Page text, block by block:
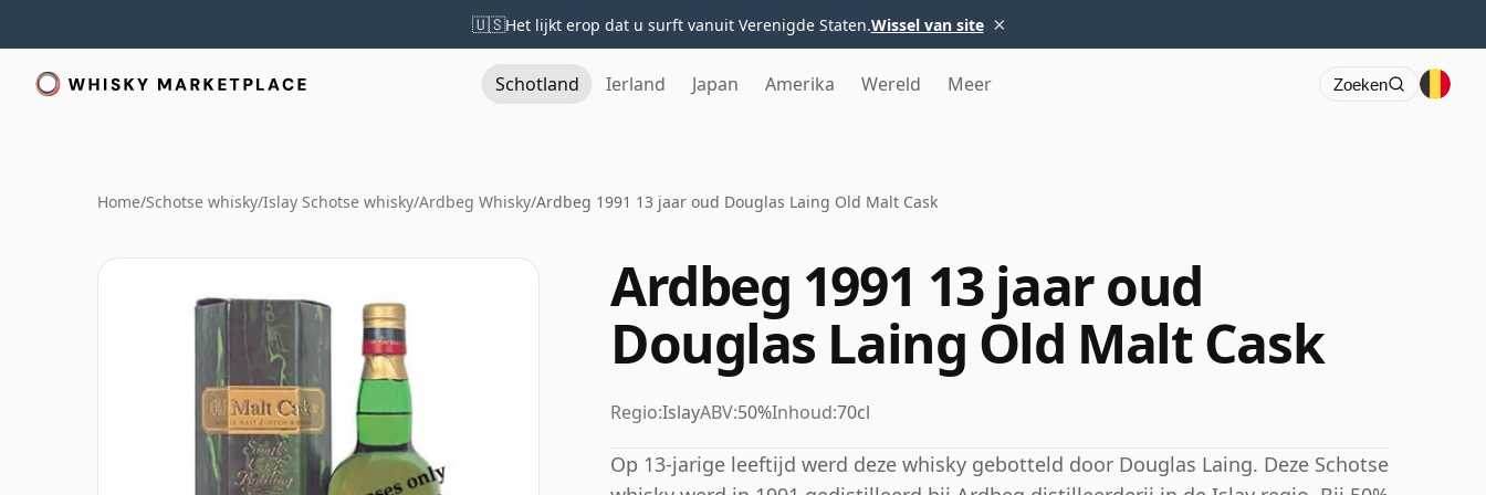
🇺🇸Het lijkt erop dat u surft vanuit Verenigde Staten.Wissel van site ×
Schotland Ierland Japan Amerika Wereld Meer Zoeken
Home/Schotse whisky/Islay Schotse whisky/Ardbeg Whisky/Ardbeg 1991 13 jaar oud Douglas Laing Old Malt Cask
Ardbeg 1991 13 jaar oud
Douglas Laing Old Malt Cask
Regio:IslayABV:50%Inhoud:70cl
Op 13-jarige leeftijd werd deze whisky gebotteld door Douglas Laing. Deze Schotse